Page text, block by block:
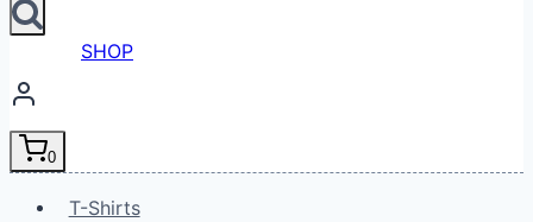
SHOP
0
T-Shirts